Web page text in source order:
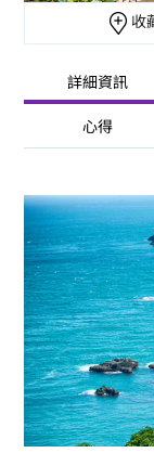
收
詳細資訊
心得